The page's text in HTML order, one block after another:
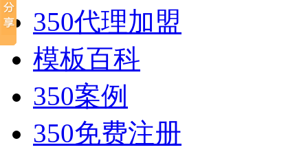
350代理加盟
模板百科
350案例
350免费注册